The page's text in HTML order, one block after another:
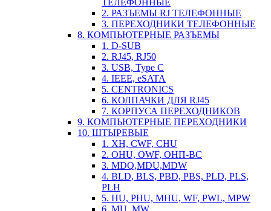
ТЕЛЕФОННЫЕ
2. РАЗЪЕМЫ RJ ТЕЛЕФОННЫЕ
3. ПЕРЕХОДНИКИ ТЕЛЕФОННЫЕ
8. КОМПЬЮТЕРНЫЕ РАЗЪЕМЫ
1. D-SUB
2. RJ45, RJ50
3. USB, Type C
4. IEEE, eSATA
5. CENTRONICS
6. КОЛПАЧКИ ДЛЯ RJ45
7. КОРПУСА ПЕРЕХОДНИКОВ
9. КОМПЬЮТЕРНЫЕ ПЕРЕХОДНИКИ
10. ШТЫРЕВЫЕ
1. XH, CWF, CHU
2. OHU, OWF, ОНП-ВС
3. MDQ,MDU,MDW
4. BLD, BLS, PBD, PBS, PLD, PLS,
PLH
5. HU, PHU, MHU, WF, PWL, MPW
6. MU, MW